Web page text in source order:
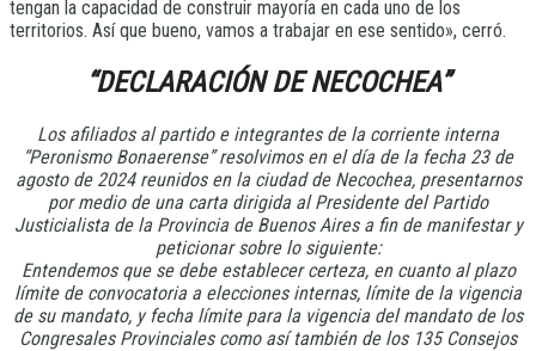
tengan la capacidad de construir mayoría en cada uno de los
territorios. Así que bueno, vamos a trabajar en ese sentido», cerró.
“DECLARACIÓN DE NECOCHEA”
Los afiliados al partido e integrantes de la corriente interna
“Peronismo Bonaerense” resolvimos en el día de la fecha 23 de
agosto de 2024 reunidos en la ciudad de Necochea, presentarnos
por medio de una carta dirigida al Presidente del Partido
Justicialista de la Provincia de Buenos Aires a fin de manifestar y
peticionar sobre lo siguiente:
Entendemos que se debe establecer certeza, en cuanto al plazo
límite de convocatoria a elecciones internas, límite de la vigencia
de su mandato, y fecha límite para la vigencia del mandato de los
Congresales Provinciales como así también de los 135 Consejos